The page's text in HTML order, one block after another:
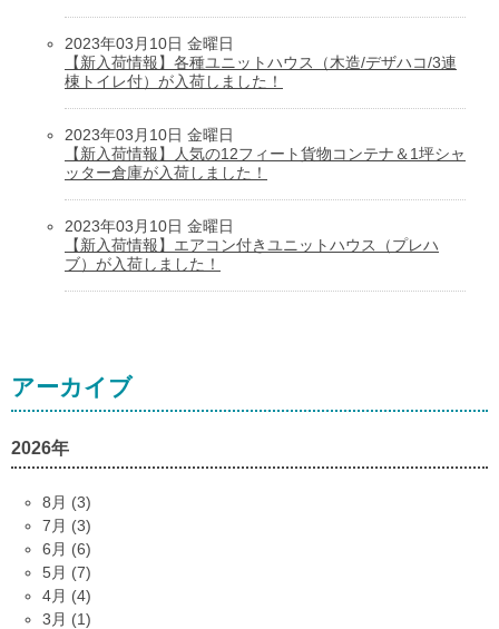
2023年03月10日 金曜日
【新入荷情報】各種ユニットハウス（木造/デザハコ/3連
棟トイレ付）が入荷しました！
2023年03月10日 金曜日
【新入荷情報】人気の12フィート貨物コンテナ＆1坪シャ
ッター倉庫が入荷しました！
2023年03月10日 金曜日
【新入荷情報】エアコン付きユニットハウス（プレハ
ブ）が入荷しました！
アーカイブ
2026年
8月 (3)
7月 (3)
6月 (6)
5月 (7)
4月 (4)
3月 (1)